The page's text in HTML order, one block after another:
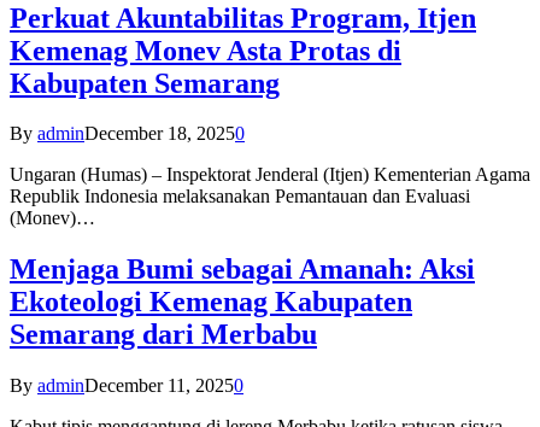
Perkuat Akuntabilitas Program, Itjen
Kemenag Monev Asta Protas di
Kabupaten Semarang
By adminDecember 18, 20250
Ungaran (Humas) – Inspektorat Jenderal (Itjen) Kementerian Agama
Republik Indonesia melaksanakan Pemantauan dan Evaluasi
(Monev)…
Menjaga Bumi sebagai Amanah: Aksi
Ekoteologi Kemenag Kabupaten
Semarang dari Merbabu
By adminDecember 11, 20250